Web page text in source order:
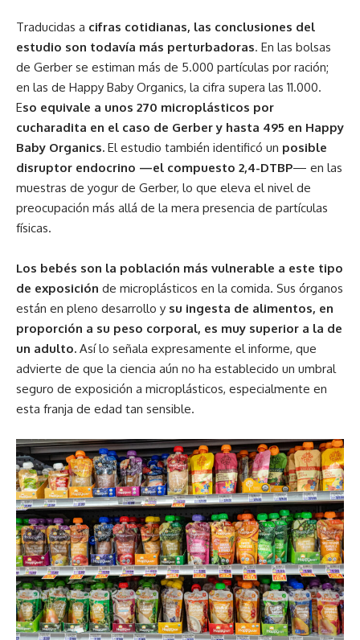
Traducidas a cifras cotidianas, las conclusiones del
estudio son todavía más perturbadoras. En las bolsas
de Gerber se estiman más de 5.000 partículas por ración;
en las de Happy Baby Organics, la cifra supera las 11.000.
Eso equivale a unos 270 microplásticos por
cucharadita en el caso de Gerber y hasta 495 en Happy
Baby Organics. El estudio también identificó un posible
disruptor endocrino —el compuesto 2,4-DTBP— en las
muestras de yogur de Gerber, lo que eleva el nivel de
preocupación más allá de la mera presencia de partículas
físicas.
Los bebés son la población más vulnerable a este tipo
de exposición de microplásticos en la comida. Sus órganos
están en pleno desarrollo y su ingesta de alimentos, en
proporción a su peso corporal, es muy superior a la de
un adulto. Así lo señala expresamente el informe, que
advierte de que la ciencia aún no ha establecido un umbral
seguro de exposición a microplásticos, especialmente en
esta franja de edad tan sensible.